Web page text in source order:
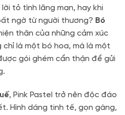
tỏ tình lãng mạn, hay khi
ngờ từ người thương? Bó
thân của những cảm xúc
là một bó hoa, mà là một
gói ghém cẩn thận để gửi
, Pink Pastel trở nên độc đáo
Hình dáng tinh tế, gọn gàng,